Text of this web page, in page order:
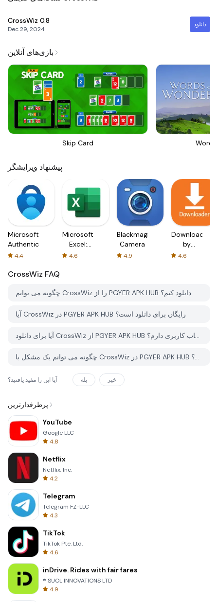
CrossWiz 0.8
Dec 29, 2024
دانلود
بازی‌های آنلاین
Skip Card
پیشنهاد ویرایشگر
Microsoft
Authenticator
4.4
Microsoft
Excel:
Spreadsheets
4.6
Blackmagic
Camera
4.9
Downloader
by
AFTVnews
4.6
CrossWiz FAQ
چگونه می توانم CrossWiz را از PGYER APK HUB دانلود کنم؟
آیا CrossWiz در PGYER APK HUB رایگان برای دانلود است؟
آیا برای دانلود CrossWiz از PGYER APK HUB نیاز به حساب کاربری دارم؟
چگونه می توانم یک مشکل با CrossWiz در PGYER APK HUB گزارش دهم؟
آیا این را مفید یافتید؟ بله خیر
پرطرفدارترین
YouTube
Google LLC
4.8
Netflix
Netflix, Inc.
4.2
Telegram
Telegram FZ-LLC
4.3
TikTok
TikTok Pte. Ltd.
4.6
inDrive. Rides with fair fares
® SUOL INNOVATIONS LTD
4.9